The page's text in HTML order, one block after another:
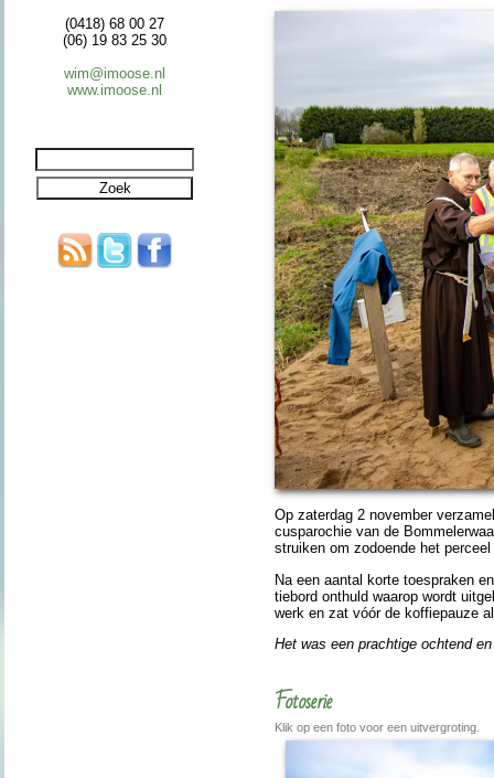
(0418) 68 00 27
(06) 19 83 25 30
wim@imoose.nl
www.imoose.nl
Op zater­dag 2 no­vem­ber
cus­paro­chie van de
struiken om zodoende het
Na een aantal korte toe­spra­ken
tiebord ont­huld waarop wordt
werk en zat vóór de koffiepauze
Het was een prach­tige ochtend
Fotoserie
Klik op een foto voor een uitvergroting.